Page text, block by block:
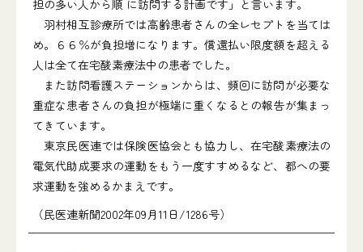
担の多い人から順 に訪問する計画です」と言います。
羽村相互診療所では高齢患者さんの全レセプトを当ては
め。６６％が負担増になります。償還払い限度額を超える
人は全て在宅酸素療法中の患者でした。
また訪問看護ステーションからは、頻回に訪問が必要な
重症な患者さんの負担が極端に重くなるとの報告が集まっ
てきています。
東京民医連では保険医協会とも協力し、在宅酸素療法の
電気代助成要求の運動をもう一度すすめるなど、都への要
求運動を強めるかまえです。
（民医連新聞2002年09月11日/1286号）